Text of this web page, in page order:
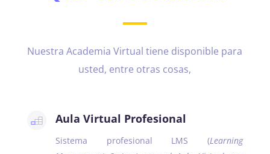
Nuestra Academia Virtual tiene disponible para
usted, entre otras cosas,
Aula Virtual Profesional
Sistema profesional LMS (Learning